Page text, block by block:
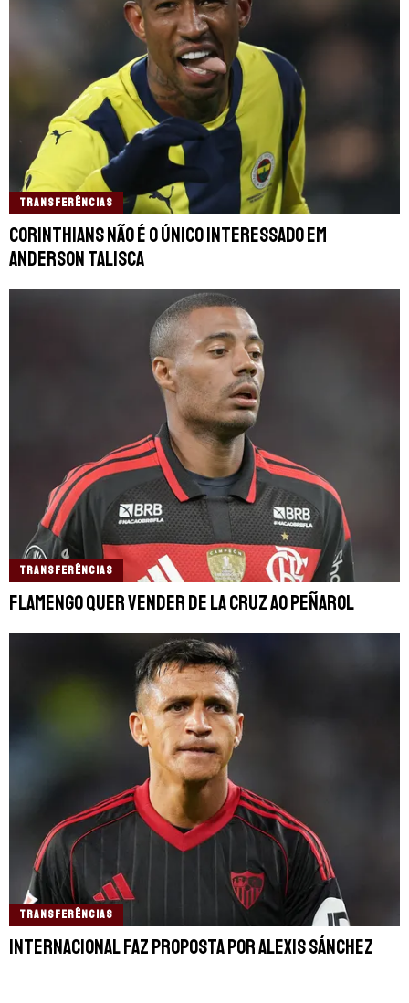
TRANSFERÊNCIAS
Corinthians não é o único interessado em
Anderson Talisca
TRANSFERÊNCIAS
Flamengo quer vender De La Cruz ao Peñarol
TRANSFERÊNCIAS
Internacional faz proposta por Alexis Sánchez